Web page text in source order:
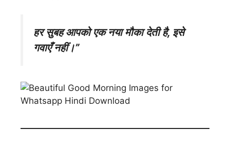
हर सुबह आपको एक नया मौका देती है, इसे
गवाएँ नहीं।”